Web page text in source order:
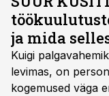
ja mida
Kuigi
levimas, on
kogemused väga